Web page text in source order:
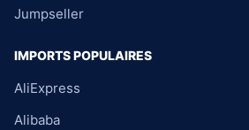
Jumpseller
IMPORTS POPULAIRES
AliExpress
Alibaba